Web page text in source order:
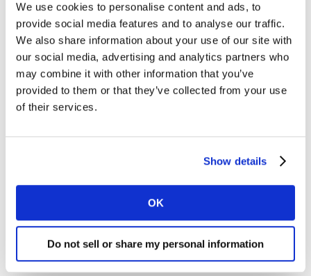
We use cookies to personalise content and ads, to
provide social media features and to analyse our traffic.
We also share information about your use of our site with
our social media, advertising and analytics partners who
may combine it with other information that you’ve
provided to them or that they’ve collected from your use
of their services.
Show details
OK
Do not sell or share my personal information
En un momento en que se están generando más
conversaciones que nunca, los expertos cualitativos de
Kantar están preparados para mantener
conversaciones digitales: grupos de discusión virtuales,
entrevistas y comunidades digitales para dar respuesta
a las preguntas que te puedes estar haciendo en estos
realizar investigación cualitativa online:
Nota: Para una correcta visualización, utiliza el
explorador de Chrome.